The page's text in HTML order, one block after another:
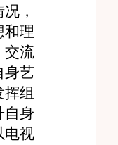
，
和理
交流
身艺
组
自身
电视